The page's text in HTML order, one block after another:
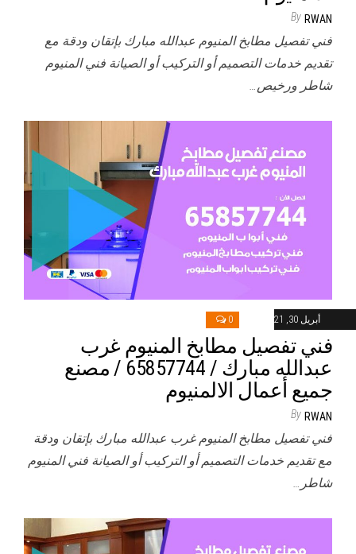
By RWAN
فني تفصيل مطابخ المنيوم عبدالله مبارك بإتقان ودقة مع
تقديم خدمات التصميم أو التركيب أو الصيانة فني المنيوم
شاطر ورخيص…
أبريل 30, 2021 0
فني تفصيل مطابخ المنيوم غرب
عبدالله مبارك / 65857744 / مصنع
جميع أعمال الالمنيوم
By RWAN
فني تفصيل مطابخ المنيوم غرب عبدالله مبارك بإتقان ودقة
مع تقديم خدمات التصميم أو التركيب أو الصيانة فني المنيوم
شاطر…